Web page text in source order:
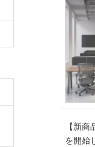
【新
を開始